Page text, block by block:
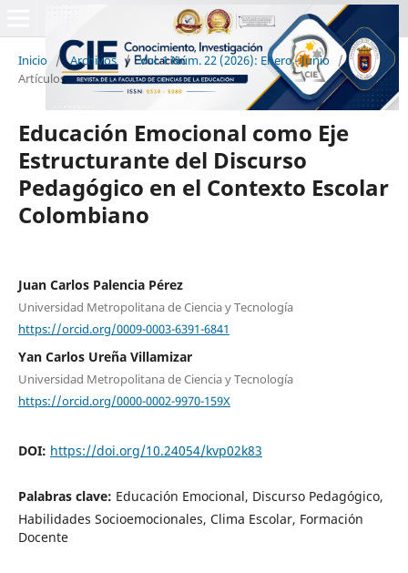
Inicio / Archivos / Vol. 1 Núm. 22 (2026): Enero - Junio /
Artículos
Educación Emocional como Eje
Estructurante del Discurso
Pedagógico en el Contexto Escolar
Colombiano
Juan Carlos Palencia Pérez
Universidad Metropolitana de Ciencia y Tecnología
https://orcid.org/0009-0003-6391-6841
Yan Carlos Ureña Villamizar
Universidad Metropolitana de Ciencia y Tecnología
https://orcid.org/0000-0002-9970-159X
DOI: https://doi.org/10.24054/kvp02k83
Palabras clave: Educación Emocional, Discurso Pedagógico,
Habilidades Socioemocionales, Clima Escolar, Formación
Docente